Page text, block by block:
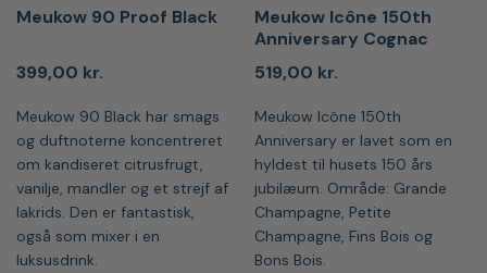
Meukow 90 Proof Black
399,00 kr.
Meukow 90 Black har smags
og duftnoterne koncentreret
om kandiseret citrusfrugt,
vanilje, mandler og et strejf af
lakrids. Den er fantastisk,
også som mixer i en
luksusdrink.
Meukow Icône 150th
Anniversary Cognac
519,00 kr.
Meukow Icône 150th
Anniversary er lavet som en
hyldest til husets 150 års
jubilæum. Område: Grande
Champagne, Petite
Champagne, Fins Bois og
Bons Bois.